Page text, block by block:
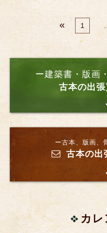
« 1
ー建築書・版画
古本の出
ー古本、版画、
古本の出
カレ